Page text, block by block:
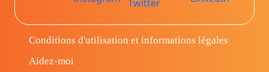
Conditions d'utilisation et informations légales
Aidez-moi